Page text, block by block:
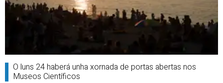
O luns 24 haberá unha xornada de portas abertas nos
Museos Científicos